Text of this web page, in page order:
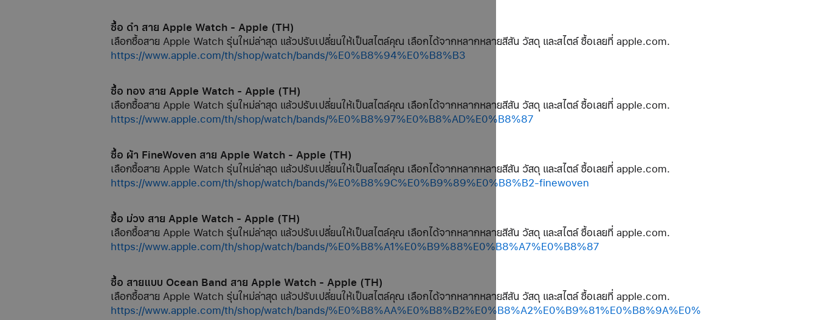
ซื้อ ดำ สาย Apple Watch - Apple (TH)
เลือกซื้อสาย Apple Watch รุ่นใหม่ล่าสุด แล้วปรับเปลี่ยนให้เป็นสไตล์คุณ เลือกได้จากหลากหลายสีสัน วัสดุ และสไตล์ ซื้อเลยที่ apple.com.
https://www.apple.com/th/shop/watch/bands/%E0%B8%94%E0%B8%B3
ซื้อ ทอง สาย Apple Watch - Apple (TH)
เลือกซื้อสาย Apple Watch รุ่นใหม่ล่าสุด แล้วปรับเปลี่ยนให้เป็นสไตล์คุณ เลือกได้จากหลากหลายสีสัน วัสดุ และสไตล์ ซื้อเลยที่ apple.com.
https://www.apple.com/th/shop/watch/bands/%E0%B8%97%E0%B8%AD%E0%B8%87
ซื้อ ผ้า FineWoven สาย Apple Watch - Apple (TH)
เลือกซื้อสาย Apple Watch รุ่นใหม่ล่าสุด แล้วปรับเปลี่ยนให้เป็นสไตล์คุณ เลือกได้จากหลากหลายสีสัน วัสดุ และสไตล์ ซื้อเลยที่ apple.com.
https://www.apple.com/th/shop/watch/bands/%E0%B8%9C%E0%B9%89%E0%B8%B2-finewoven
ซื้อ ม่วง สาย Apple Watch - Apple (TH)
เลือกซื้อสาย Apple Watch รุ่นใหม่ล่าสุด แล้วปรับเปลี่ยนให้เป็นสไตล์คุณ เลือกได้จากหลากหลายสีสัน วัสดุ และสไตล์ ซื้อเลยที่ apple.com.
https://www.apple.com/th/shop/watch/bands/%E0%B8%A1%E0%B9%88%E0%B8%A7%E0%B8%87
ซื้อ สายแบบ Ocean Band สาย Apple Watch - Apple (TH)
เลือกซื้อสาย Apple Watch รุ่นใหม่ล่าสุด แล้วปรับเปลี่ยนให้เป็นสไตล์คุณ เลือกได้จากหลากหลายสีสัน วัสดุ และสไตล์ ซื้อเลยที่ apple.com.
https://www.apple.com/th/shop/watch/bands/%E0%B8%AA%E0%B8%B2%E0%B8%A2%E0%B9%81%E0%B8%9A%E0%